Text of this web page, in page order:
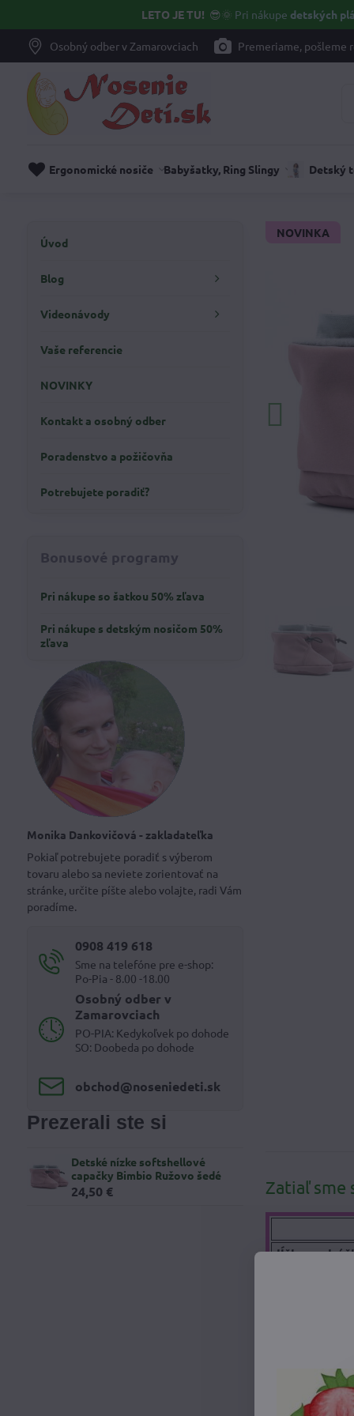
LETO JE TU! 😎🌞 Pri nákupe detských
Osobný odber v Zamarovciach Premeriame, pošleme
Ergonomické nosiče Babyšatky, Ring Slingy Detský
NOVINKA
Zatiaľ sme
dĺžka
Perfektný
Vrchná
Gumičky u
Úvod
Blog
Videonávody
Vaše referencie
NOVINKY
Kontakt a osobný odber
Poradenstvo a požičovňa
Potrebujete poradiť?
Bonusové programy
Pri nákupe so šatkou 50% zľava
Pri nákupe s detským nosičom 50%
zľava
Monika Dankovičová - zakladateľka
Pokiaľ potrebujete poradiť s výberom
tovaru alebo sa neviete zorientovať na
stránke, určite píšte alebo volajte, radi Vám
poradíme.
0908 419 618
Sme na telefóne pre e-shop:
Po-Pia - 8.00 -18.00
Osobný odber v
Zamarovciach
PO-PIA: Kedykoľvek po dohode
SO: Doobeda po dohode
obchod​@noseniedeti​.sk
Prezerali ste si
Detské nízke softshellové
capačky Bimbio Ružovo šedé
24,50 €